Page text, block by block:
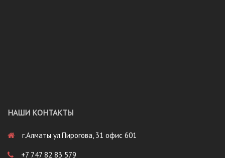
НАШИ КОНТАКТЫ
г.Алматы ул.Пирогова, 31 офис 601
+7 747 82 83 579